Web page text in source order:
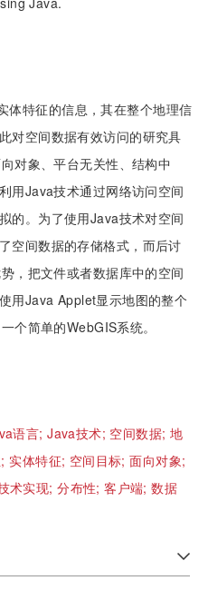
体特征的信息，其在整个地理信
对空间数据有效访问的研究具
对象、平台无关性、结构中
用Java技术通过网络访问空间
的。为了使用Java技术对空间
空间数据的存储格式，而后讨
，把文件或者数据库中的空间
用Java Applet显示地图的整个
个简单的WebGIS系统。
语言;Java技术; 空间数据;地
实体特征; 空间目标;面向对象;
术实现;分布性;客户端;数据